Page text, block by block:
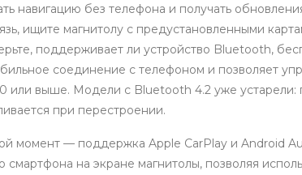
навигацию без телефона и получать
ищите магнитолу с предустановленными
поддерживает ли устройство Bluetooth,
соединение с телефоном и позволяет
или выше. Модели с Bluetooth 4.2 уже устарели:
при перестроении.
момент — поддержка Apple CarPlay и Android
на экране магнитолы, позволяя